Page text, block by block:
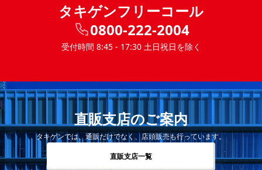
タキゲンフリーコール
0800-222-2004
受付時間 8:45 - 17:30 土日祝日を除く
直販支店のご案内
タキゲンでは、通販だけでなく、店頭販売も行っています。
直販支店一覧